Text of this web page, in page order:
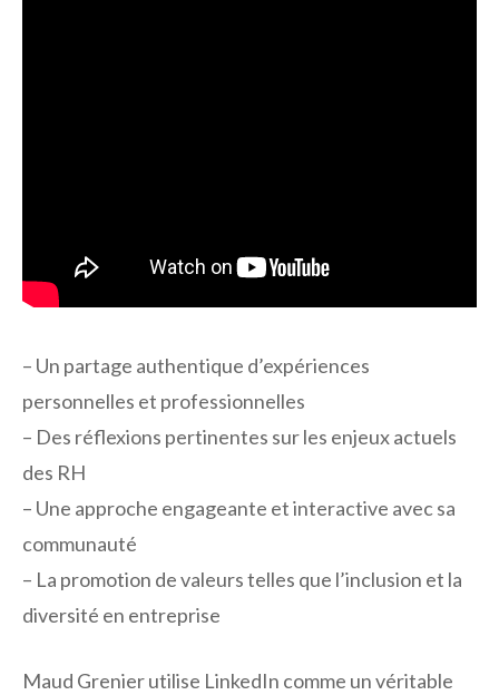
– Un partage authentique d’expériences
personnelles et professionnelles
– Des réflexions pertinentes sur les enjeux actuels
des RH
– Une approche engageante et interactive avec sa
communauté
– La promotion de valeurs telles que l’inclusion et la
diversité en entreprise
Maud Grenier utilise LinkedIn comme un véritable